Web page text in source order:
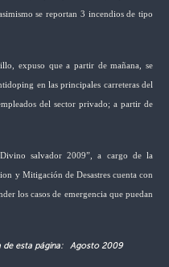
se reportan 3 incendios de tipo
expuso que a partir de mañana, se
en las principales carreteras del
del sector privado; a partir de
salvador 2009”, a cargo de la
y Mitigación de Desastres cuenta con
los casos de emergencia que puedan
de esta página: Agosto 2009